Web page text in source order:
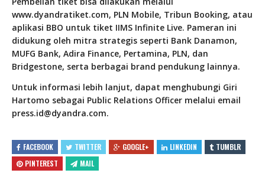
www.dyandratiket.com, PLN Mobile, Tribun Booking, atau
aplikasi BBO untuk tiket IIMS Infinite Live. Pameran ini
didukung oleh mitra strategis seperti Bank Danamon,
MUFG Bank, Adira Finance, Pertamina, PLN, dan
Bridgestone, serta berbagai brand pendukung lainnya.
Untuk informasi lebih lanjut, dapat menghubungi Giri
Hartomo sebagai Public Relations Officer melalui email
press.id@dyandra.com.
FACEBOOK TWITTER GOOGLE+ LINKEDIN
TUMBLR
PINTEREST
MAIL